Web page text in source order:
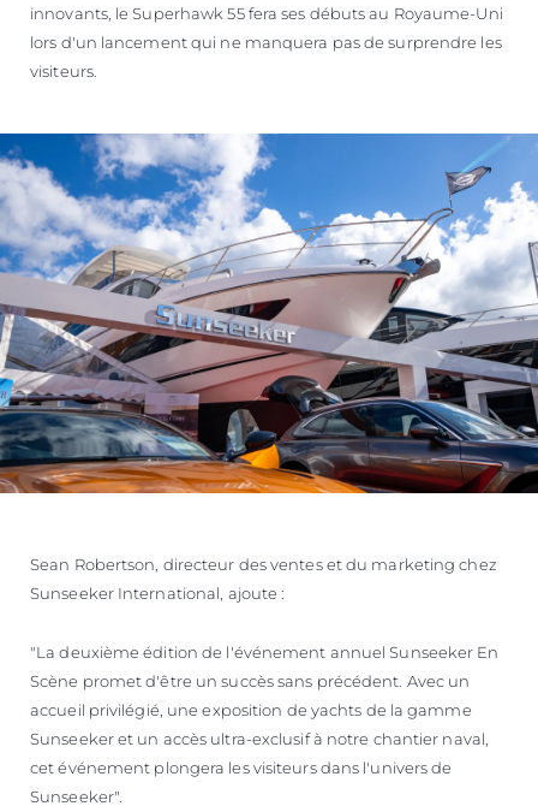
innovants, le Superhawk 55 fera ses débuts au Royaume-Uni
lors d'un lancement qui ne manquera pas de surprendre les
visiteurs.
Sean Robertson, directeur des ventes et du marketing chez
Sunseeker International, ajoute :
"La deuxième édition de l'événement annuel Sunseeker En
Scène promet d'être un succès sans précédent. Avec un
accueil privilégié, une exposition de yachts de la gamme
Sunseeker et un accès ultra-exclusif à notre chantier naval,
cet événement plongera les visiteurs dans l'univers de
Sunseeker".